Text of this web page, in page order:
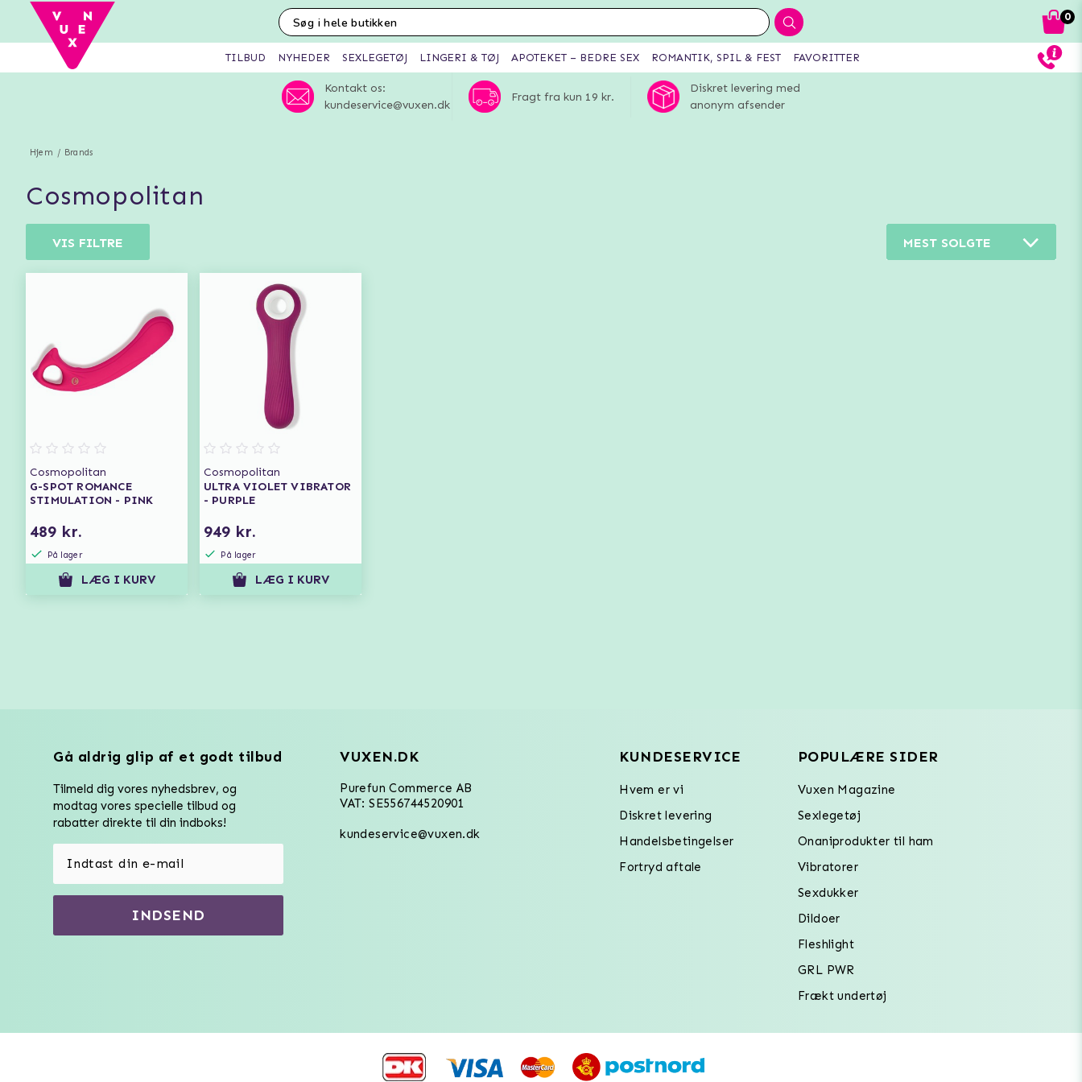
Hjem Brands
cosmopolitan
VIS FILTRE MEST SOLGTE
Cosmopolitan
G-SPOT ROMANCE
STIMULATION - PINK
489 kr.
På lager
LÆG I KURV
Cosmopolitan
ULTRA VIOLET VIBRATOR
- PURPLE
949 kr.
På lager
LÆG I KURV
0
TILBUD NYHEDER SEXLEGETØJ LINGERI & TØJ APOTEKET – BEDRE SEX ROMANTIK, SPIL & FEST FAVORITTER
Kontakt os:
kundeservice@vuxen.dk
Fragt fra kun 19 kr.
Diskret levering med
anonym afsender
Gå aldrig glip af et godt tilbud
Tilmeld dig vores nyhedsbrev, og
modtag vores specielle tilbud og
rabatter direkte til din indboks!
INDSEND
VUXEN.DK
Purefun Commerce AB
VAT: SE556744520901
kundeservice@vuxen.dk
KUNDESERVICE
Hvem er vi
Diskret levering
Handelsbetingelser
Fortryd aftale
POPULÆRE SIDER
Vuxen Magazine
Sexlegetøj
Onaniprodukter til ham
Vibratorer
Sexdukker
Dildoer
Fleshlight
GRL PWR
Frækt undertøj